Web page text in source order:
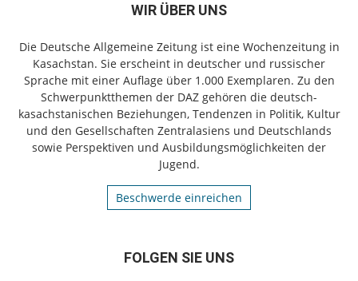
WIR ÜBER UNS
Die Deutsche Allgemeine Zeitung ist eine Wochenzeitung in
Kasachstan. Sie erscheint in deutscher und russischer
Sprache mit einer Auflage über 1.000 Exemplaren. Zu den
Schwerpunktthemen der DAZ gehören die deutsch-
kasachstanischen Beziehungen, Tendenzen in Politik, Kultur
und den Gesellschaften Zentralasiens und Deutschlands
sowie Perspektiven und Ausbildungsmöglichkeiten der
Jugend.
Beschwerde einreichen
FOLGEN SIE UNS